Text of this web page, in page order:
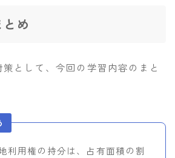
め
として、今回の学習内容のまと
利用権の持分は、占有面積の割